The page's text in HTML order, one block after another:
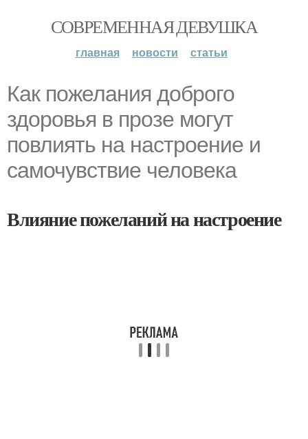
СОВРЕМЕННАЯ ДЕВУШКА
главная новости статьи
Как пожелания доброго
здоровья в прозе могут
повлиять на настроение и
самочувствие человека
Влияние пожеланий на настроение